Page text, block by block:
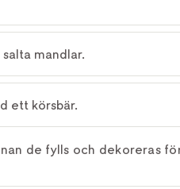
mandlar.
ett körsbär.
de fylls och dekoreras